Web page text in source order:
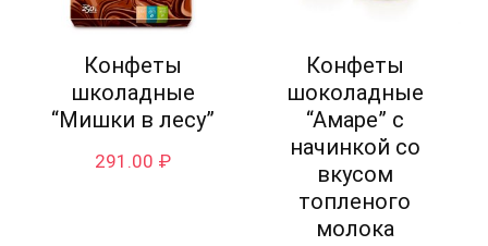
Конфеты
школадные
“Мишки в лесу”
291.00 ₽
Конфеты
шоколадные
“Амаре” с
начинкой со
вкусом
топленого
молока